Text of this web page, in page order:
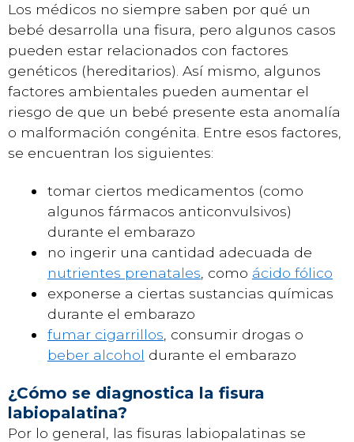
Los médicos no siempre saben por qué un
bebé desarrolla una fisura, pero algunos casos
pueden estar relacionados con factores
genéticos (hereditarios). Así mismo, algunos
factores ambientales pueden aumentar el
riesgo de que un bebé presente esta anomalía
o malformación congénita. Entre esos factores,
se encuentran los siguientes:
tomar ciertos medicamentos (como
algunos fármacos anticonvulsivos)
durante el embarazo
no ingerir una cantidad adecuada de
nutrientes prenatales , como ácido fólico
exponerse a ciertas sustancias químicas
durante el embarazo
fumar cigarrillos , consumir drogas o
beber alcohol durante el embarazo
¿Cómo se diagnostica la fisura
labiopalatina?
Por lo general, las fisuras labiopalatinas se